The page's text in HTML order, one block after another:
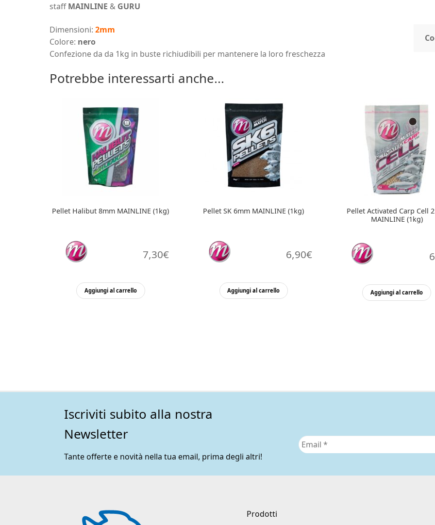
staffMAINLINE & GURU
Dimensioni: 2mm
Colore: nero
Confezione da da 1kg in buste richiudibili per mantenere la loro freschezza
Potrebbe interessarti anche...
Pellet Halibut 8mm MAINLINE (1kg)
7,30€
Aggiungi al carrello
Pellet SK 6mm MAINLINE (1kg)
6,90€
Aggiungi al carrello
Pellet Activated Carp Cell
MAINLINE (1kg)
Aggiungi al carrello
Iscriviti subito alla nostra
Newsletter
Tante offerte e novità nella tua email, prima degli altri!
Prodotti